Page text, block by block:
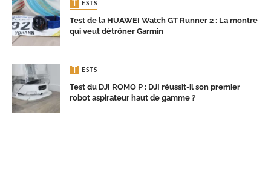
TESTS
Test de la HUAWEI Watch GT Runner 2 : La montre
qui veut détrôner Garmin
TESTS
Test du DJI ROMO P : DJI réussit-il son premier
robot aspirateur haut de gamme ?